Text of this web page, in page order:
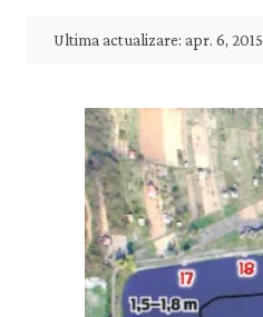
Ultima actualizare: apr. 6, 2015